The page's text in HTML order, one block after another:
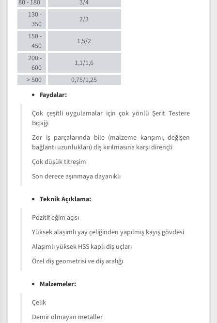
80 - 180
3/4
130 -
350
2/3
150 -
450
1,5/2
200 -
600
1,1/1,6
> 500
0,75/1,25
Faydalar:
Çok çeşitli uygulamalar için çok yönlü Şerit Testere
Bıçağı
Zor iş parçalarında bile (malzeme karışımı, değişen
bağlantı uzunlukları) diş kırılmasına karşı dirençli
Çok düşük titreşim
Son derece aşınmaya dayanıklı
Teknik Açıklama:
Pozitif eğim açısı
Yüksek alaşımlı yay çeliğinden yapılmış kayış gövdesi
Alaşımlı yüksek HSS kaplı diş uçları
Özel diş geometrisi ve diş aralığı
Malzemeler:
Çelik
Demir olmayan metaller